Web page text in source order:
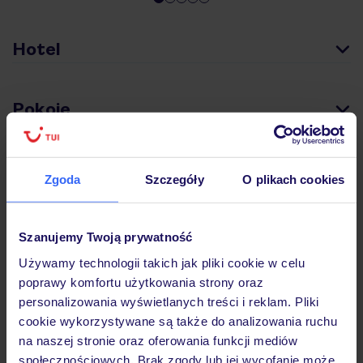
Zgoda Szczegóły O plikach cookies
Szanujemy Twoją prywatność
Używamy technologii takich jak pliki cookie w celu
poprawy komfortu użytkowania strony oraz
personalizowania wyświetlanych treści i reklam. Pliki
cookie wykorzystywane są także do analizowania ruchu
na naszej stronie oraz oferowania funkcji mediów
społecznościowych. Brak zgody lub jej wycofanie może
Hotel
Pokoje
Atrakcje
Ważne informacje